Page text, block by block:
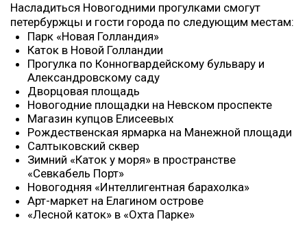
Насладиться Новогодними прогулками смогут
петербуржцы и гости города по следующим местам:
Парк «Новая Голландия»
Каток в Новой Голландии
Прогулка по Конногвардейскому бульвару и
Александровскому саду
Дворцовая площадь
Новогодние площадки на Невском проспекте
Магазин купцов Елисеевых
Рождественская ярмарка на Манежной площади
Салтыковский сквер
Зимний «Каток у моря» в пространстве
«Севкабель Порт»
Новогодняя «Интеллигентная барахолка»
Арт-маркет на Елагином острове
«Лесной каток» в «Охта Парке»